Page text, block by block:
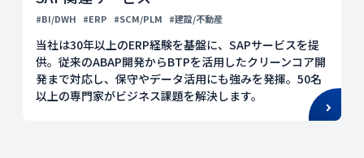
#BI/DWH #ERP #SCM/PLM #建設/不動産
当社は30年以上のERP経験を基盤に、SAPサービスを提
供。従来のABAP開発からBTPを活用したクリーンコア開
発まで対応し、保守やデータ活用にも強みを発揮。50名
以上の専門家がビジネス課題を解決します。